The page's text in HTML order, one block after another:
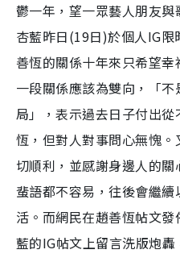
鬱一年，望一眾藝人朋友
杏藍昨日(19日)於個人IG
善恆的關係十年來只希望
一段關係應該為雙向，「
局」，表示過去日子付出
恆，但對人對事問心無愧
切順利，並感謝身邊人的
蜚語都不容易，往後會繼
活。而網民在趙善恆帖文
藍的IG帖文上留言洗版炮轟